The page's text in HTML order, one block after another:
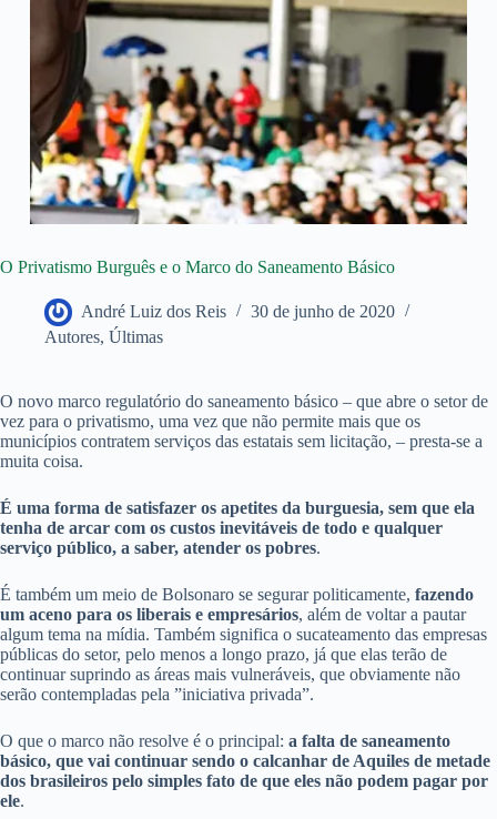
O Privatismo Burguês e o Marco do Saneamento Básico
André Luiz dos Reis
30 de junho de 2020
Autores, Últimas
O novo marco regulatório do saneamento básico – que abre o setor de
vez para o privatismo, uma vez que não permite mais que os
municípios contratem serviços das estatais sem licitação, – presta-se a
muita coisa.
É uma forma de satisfazer os apetites da burguesia, sem que ela
tenha de arcar com os custos inevitáveis de todo e qualquer
serviço público, a saber, atender os pobres.
É também um meio de Bolsonaro se segurar politicamente, fazendo
um aceno para os liberais e empresários, além de voltar a pautar
algum tema na mídia. Também significa o sucateamento das empresas
públicas do setor, pelo menos a longo prazo, já que elas terão de
continuar suprindo as áreas mais vulneráveis, que obviamente não
serão contempladas pela ”iniciativa privada”.
O que o marco não resolve é o principal: a falta de saneamento
básico, que vai continuar sendo o calcanhar de Aquiles de metade
dos brasileiros pelo simples fato de que eles não podem pagar por
ele.